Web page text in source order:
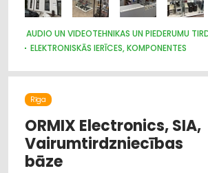
AUDIO UN VIDEOTEHNIKAS UN PIEDERUMU
ELEKTRONISKĀS IERĪCES, KOMPONENTES
Rīga
ORMIX Electronics, SIA,
Vairumtirdzniecības
bāze